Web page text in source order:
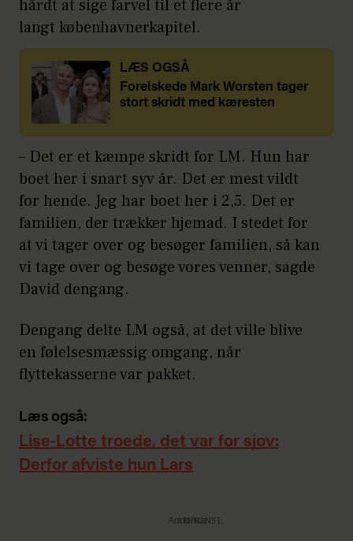
hårdt at sige farvel til et flere år
langt københavnerkapitel.
LÆS OGSÅ
Forelskede Mark Worsten tager
stort skridt med kæresten
– Det er et kæmpe skridt for LM. Hun har
boet her i snart syv år. Det er mest vildt
for hende. Jeg har boet her i 2,5. Det er
familien, der trækker hjemad. I stedet for
at vi tager over og besøger familien, så kan
vi tage over og besøge vores venner, sagde
David dengang.
Dengang delte LM også, at det ville blive
en følelsesmæssig omgang, når
flyttekasserne var pakket.
Læs også:
Lise-Lotte troede, det var for sjov:
Derfor afviste hun Lars
Annonce